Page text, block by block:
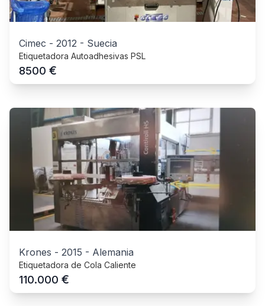
Cimec - 2012 - Suecia
Etiquetadora Autoadhesivas PSL
8500 €
Krones - 2015 - Alemania
Etiquetadora de Cola Caliente
110.000 €